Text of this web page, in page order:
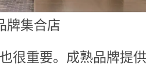
牌集合店
很重要。成熟品牌提